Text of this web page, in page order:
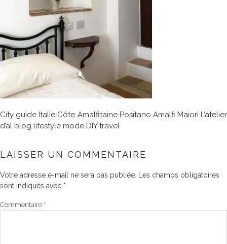
City guide Italie Côte Amalfitaine Positano Amalfi Maiori L’atelier
d’al blog lifestyle mode DIY travel
LAISSER UN COMMENTAIRE
Votre adresse e-mail ne sera pas publiée.
Les champs obligatoires
sont indiqués avec *
Commentaire *